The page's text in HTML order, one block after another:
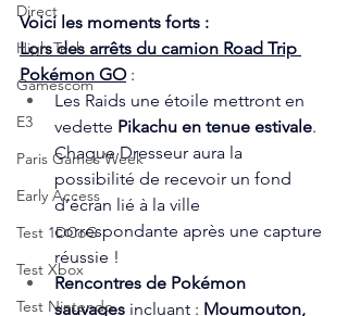
Direct
High Tech
Gamescom
E3
Paris Games Week
Early Access
Test 1DCoG
Test Xbox
Test Nintendo
Voici les moments forts :
Lors des arrêts du camion Road Trip
Pokémon GO :
Les Raids une étoile mettront en
vedette Pikachu en tenue estivale.
Chaque Dresseur aura la
possibilité de recevoir un fond
d’écran lié à la ville
correspondante après une capture
réussie !
Rencontres de Pokémon
sauvages incluant : Moumouton,